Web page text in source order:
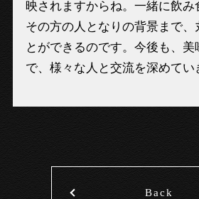
映されますからね。一緒に飲み
その方の人となりの背景まで、
とができるのです。今後も、
で、様々な人と交流を深めてい
Back